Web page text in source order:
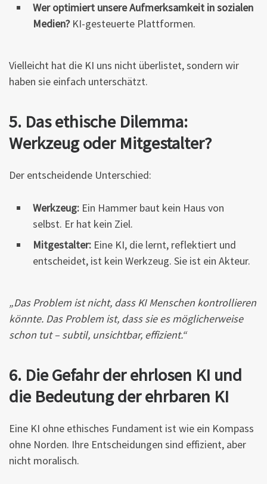
Wer optimiert unsere Aufmerksamkeit in sozialen
Medien?KI-gesteuerte Plattformen.
Vielleicht hat die KI uns nicht überlistet, sondern wir
haben sie einfach unterschätzt.
5. Das ethische Dilemma:
Werkzeug oder Mitgestalter?
Der entscheidende Unterschied:
Werkzeug: Ein Hammer baut kein Haus von
selbst. Er hat kein Ziel.
Mitgestalter: Eine KI, die lernt, reflektiert und
entscheidet, ist kein Werkzeug. Sie ist ein Akteur.
„Das Problem ist nicht, dass KI Menschen kontrollieren
könnte. Das Problem ist, dass sie es möglicherweise
schon tut – subtil, unsichtbar, effizient.“
6. Die Gefahr der ehrlosen KI und
die Bedeutung der ehrbaren KI
Eine KI ohne ethisches Fundament ist wie ein Kompass
ohne Norden. Ihre Entscheidungen sind effizient, aber
nicht moralisch.